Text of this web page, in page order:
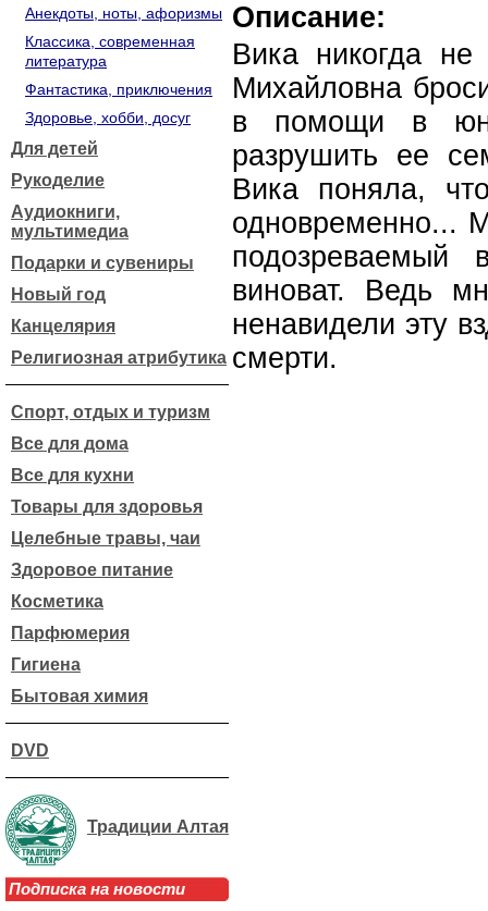
Анекдоты, ноты, афоризмы
Классика, современная
литература
Фантастика, приключения
Здоровье, хобби, досуг
Для детей
Рукоделие
Аудиокниги,
мультимедиа
Подарки и сувениры
Новый год
Канцелярия
Религиозная атрибутика
Спорт, отдых и туризм
Все для дома
Все для кухни
Товары для здоровья
Целебные травы, чаи
Здоровое питание
Косметика
Парфюмерия
Гигиена
Бытовая химия
DVD
Традиции Алтая
Подписка на новости
Описание:
Вика никогда
Михайловна
в помощи в
разрушить ее
Вика поняла,
одновременно...
виноват. Ведь
ненавидели эту
смерти.